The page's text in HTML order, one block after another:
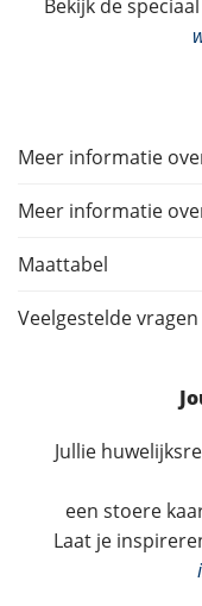
Bekijk de
Meer informatie
Meer informatie
Maattabel
Veelgestelde vragen
Jullie
een stoere
Laat je